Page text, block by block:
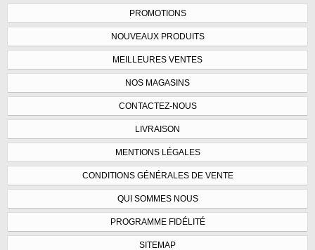
PROMOTIONS
NOUVEAUX PRODUITS
MEILLEURES VENTES
NOS MAGASINS
CONTACTEZ-NOUS
LIVRAISON
MENTIONS LÉGALES
CONDITIONS GÉNÉRALES DE VENTE
QUI SOMMES NOUS
PROGRAMME FIDÉLITÉ
SITEMAP